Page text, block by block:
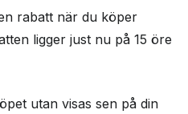
rabatt när du köper
ligger just nu på 15 öre
utan visas sen på din